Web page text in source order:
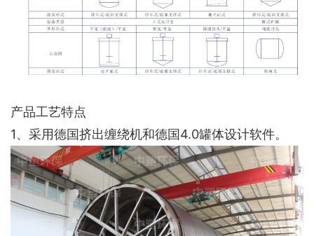
产品工艺特点
1、采用德国挤出缠绕机和德国4.0罐体设计软件。